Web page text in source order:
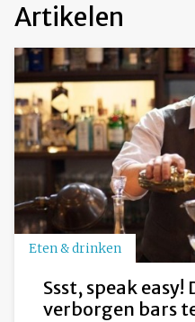
Artikelen
Eten & drinken
Ssst, speak easy!
verborgen bars